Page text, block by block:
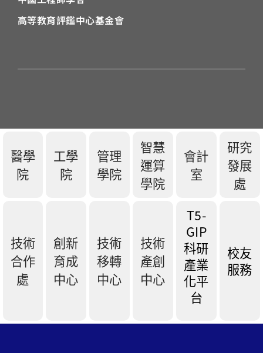
高等教育評鑑中心基金會
醫學
院
工學
院
管理
學院
智慧
運算
學院
會計
室
研究
發展
處
技術
合作
處
創新
育成
中心
技術
移轉
中心
技術
產創
中心
T5-
GIP
科研
產業
化平
台
校友
服務